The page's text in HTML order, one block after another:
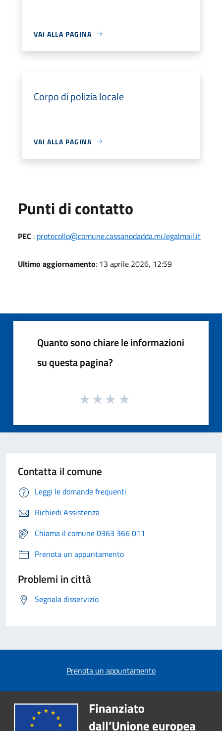
VAI ALLA PAGINA
Corpo di polizia locale
VAI ALLA PAGINA
Punti di contatto
PEC : protocollo@comune.cassanodadda.mi.legalmail.it
Ultimo aggiornamento: 13 aprile 2026, 12:59
Quanto sono chiare le informazioni
su questa pagina?
Contatta il comune
Leggi le domande frequenti
Richiedi Assistenza
Chiama il comune 0363 366 011
Prenota un appuntamento
Problemi in città
Segnala disservizio
Prenota un appuntamento